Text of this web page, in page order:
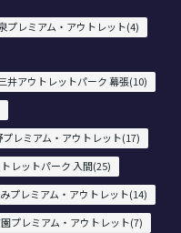
プレミアム・アウトレット(4)
井アウトレットパーク 幕張(10)
プレミアム・アウトレット(17)
レットパーク 入間(25)
プレミアム・アウトレット(14)
プレミアム・アウトレット(7)